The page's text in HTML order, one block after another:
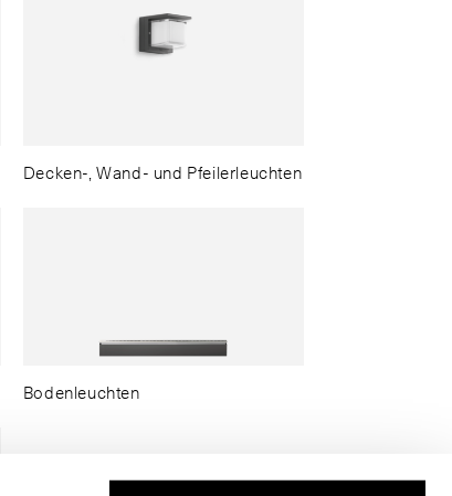
Decken-, Wand- und Pfeilerleuchten
Bodenleuchten